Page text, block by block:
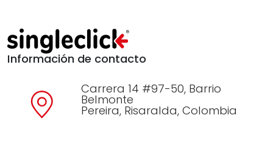
Información de contacto
Carrera 14 #97-50, Barrio
Belmonte
Pereira, Risaralda, Colombia